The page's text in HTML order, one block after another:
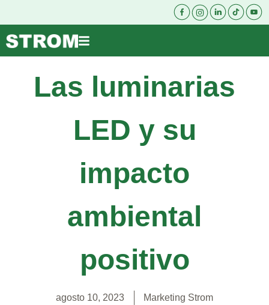
Las luminarias
LED y su
impacto
ambiental
positivo
agosto 10, 2023 Marketing Strom